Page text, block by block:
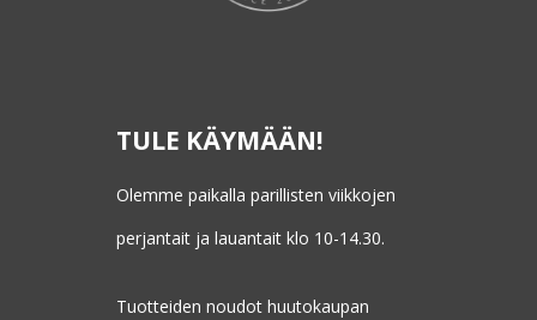
TULE KÄYMÄÄN!
Olemme paikalla parillisten viikkojen
perjantait ja lauantait klo 10-14.30.
Tuotteiden noudot huutokaupan